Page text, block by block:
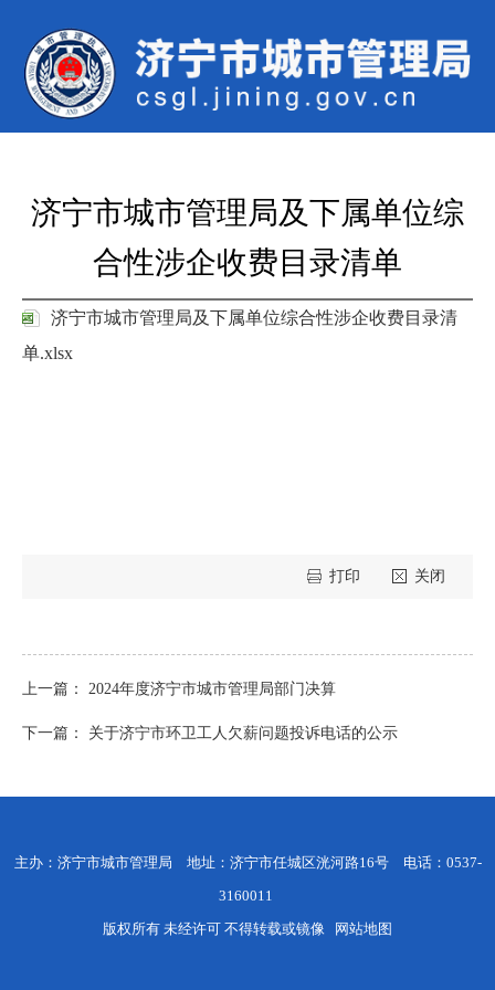
济宁市城市管理局及下属单位综
合性涉企收费目录清单
济宁市城市管理局及下属单位综合性涉企收费目录清
单.xlsx
打印 关闭
上一篇： 2024年度济宁市城市管理局部门决算
下一篇： 关于济宁市环卫工人欠薪问题投诉电话的公示
主办：济宁市城市管理局 地址：济宁市任城区洸河路16号 电话：0537-
3160011
版权所有 未经许可 不得转载或镜像
网站地图